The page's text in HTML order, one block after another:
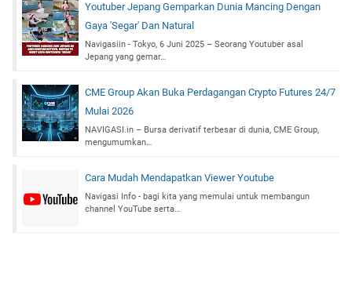
Youtuber Jepang Gemparkan Dunia Mancing Dengan
Gaya 'Segar' Dan Natural
Navigasiin - Tokyo, 6 Juni 2025 – Seorang Youtuber asal
Jepang yang gemar…
CME Group Akan Buka Perdagangan Crypto Futures 24/7
Mulai 2026
NAVIGASI.in – Bursa derivatif terbesar di dunia, CME Group,
mengumumkan…
Cara Mudah Mendapatkan Viewer Youtube
Navigasi Info - bagi kita yang memulai untuk membangun
channel YouTube serta…